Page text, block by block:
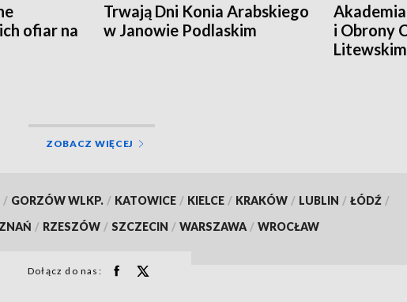
ofiar na
Trwają Dni Konia Arabskiego
w Janowie Podlaskim
i Obrony
Litewskim
ZOBACZ WIĘCEJ
/ GORZÓW WLKP. / KATOWICE / KIELCE / KRAKÓW / LUBLIN / ŁÓDŹ /
/ RZESZÓW / SZCZECIN / WARSZAWA / WROCŁAW
Dołącz do nas: